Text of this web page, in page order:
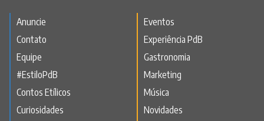
Anuncie
Contato
Equipe
#EstiloPdB
Contos Etílicos
Curiosidades
Eventos
Experiência PdB
Gastronomia
Marketing
Música
Novidades